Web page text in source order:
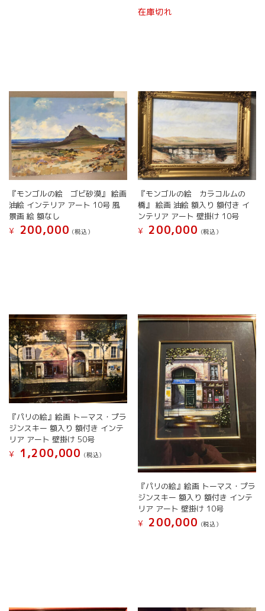
在庫切れ
『モンゴルの絵 ゴビ砂漠』 絵画
油絵 インテリア アート 10号 風
景画 絵 額なし
¥
200,000 (税込）
『モンゴルの絵 カラコルムの
橋』 絵画 油絵 額入り 額付き イ
ンテリア アート 壁掛け 10号
¥ 200,000 (税込）
『パリの絵』絵画 トーマス・プラ
ジンスキー 額入り 額付き インテ
リア アート 壁掛け 50号
¥
1,200,000 (税込）
『パリの絵』絵画 トーマス・プラ
ジンスキー 額入り 額付き インテ
リア アート 壁掛け 10号
¥ 200,000 (税込）